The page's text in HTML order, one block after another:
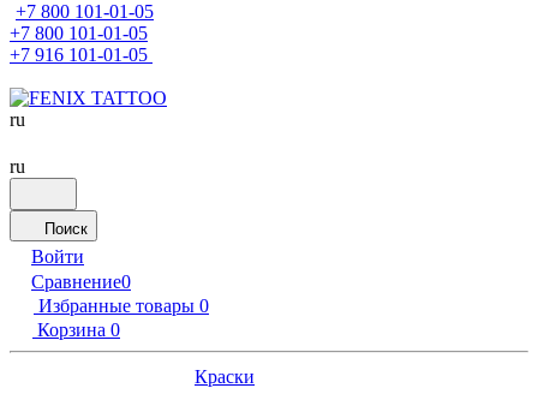
+7 800 101-01-05
+7 800 101-01-05
+7 916 101-01-05
ru
ru
Поиск
Войти
Сравнение0
Избранные товары 0
Корзина 0
Краски